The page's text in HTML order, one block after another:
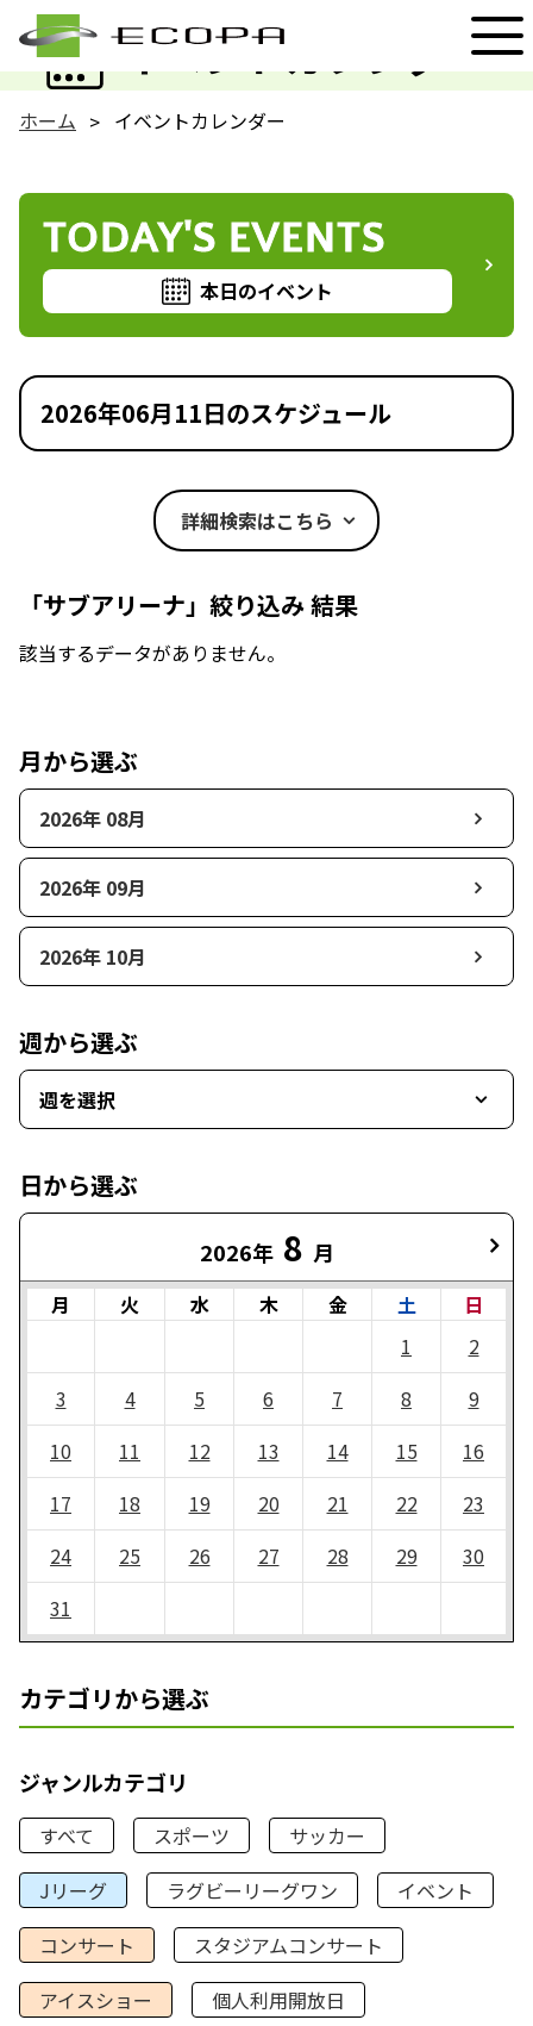
イベントカレンダー
EVENT
ホーム イベントカレンダー
TODAY'S EVENTS
本日のイベント
2026年06月11日のスケジュール
詳細検索はこちら
「サブアリーナ」絞り込み 結果
該当するデータがありません。
月から選ぶ
2026年 08月
2026年 09月
2026年 10月
週から選ぶ
週を選択
日から選ぶ
2026年 8 月
月 火 水 木 金 土
日
1
2
3
4 5 6 7 8
9
10
11 12 13 14 15
16
17
18 19 20 21 22
23
24
25 26 27 28 29
30
31
カテゴリから選ぶ
ジャンルカテゴリ
すべて スポーツ
サッカー
Jリーグ
ラグビーリーグワン
イベント
コンサート
スタジアムコンサート
アイスショー
個人利用開放日